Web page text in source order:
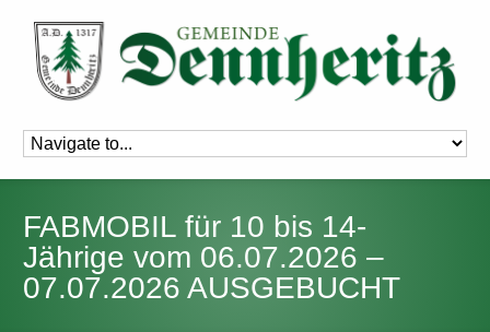
FABMOBIL für 10 bis 14-
Jährige vom 06.07.2026 –
07.07.2026 AUSGEBUCHT